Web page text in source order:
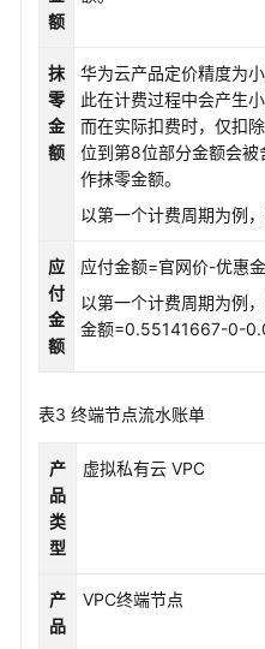
持
区
域
系
统
额
抹
零
金
额
华为云产品定价精度为
此在计费过程中会产生
而在实际扣费时，仅扣
位到第8位部分金额会
作抹零金额。
以第一个计费周期为例
应
付
金
额
应付金额=官网价-优惠
以第一个计费周期为例
金额=0.55141667-0-
表3 终端节点流水账单
产
品
类
型
虚拟私有云 VPC
产
品
VPC终端节点